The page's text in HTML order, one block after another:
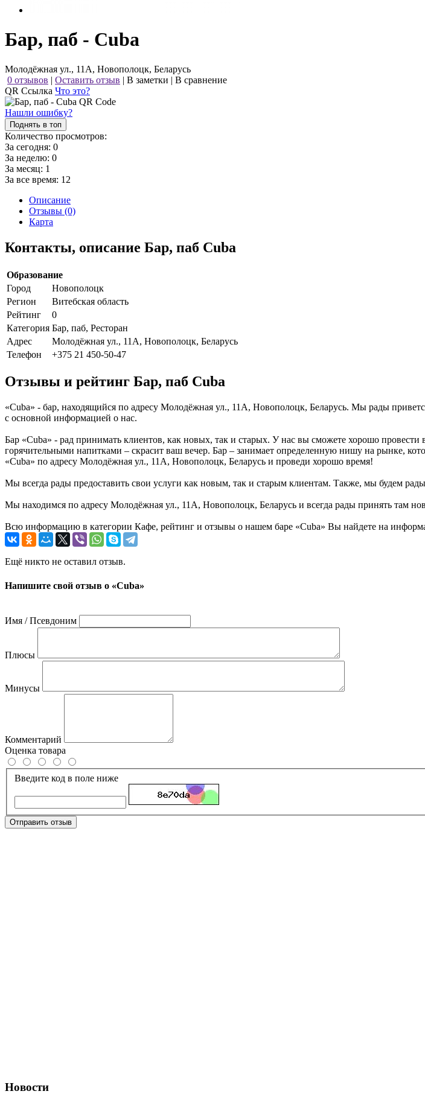
Бар, паб - Cuba
Молодёжная ул., 11А, Новополоцк, Беларусь
0 отзывов | Оставить отзыв | В заметки | В сравнение
QR Ссылка Что это?
Нашли ошибку?
Поднять в топ
Количество просмотров:
За сегодня: 0
За неделю: 0
За месяц: 1
За все время: 12
Описание
Отзывы (0)
Карта
Контакты, описание Бар, паб Cuba
Образование
Город
Новополоцк
Регион
Витебская область
Рейтинг
0
Категория Бар, паб, Ресторан
Адрес
Молодёжная ул., 11А, Новополоцк, Беларусь
Телефон
+375 21 450-50-47
Отзывы и рейтинг Бар, паб Cuba
«Cuba» - бар, находящийся по адресу Молодёжная ул., 11А, Новополоцк, Беларусь. Мы рады
с основной информацией о нас.
Бар «Cuba» - рад принимать клиентов, как новых, так и старых. У нас вы сможете хорошо
горячительными напитками – скрасит ваш вечер. Бар – занимает определенную нишу на рынке,
«Cuba» по адресу Молодёжная ул., 11А, Новополоцк, Беларусь и проведи хорошо время!
Мы всегда рады предоставить свои услуги как новым, так и старым клиентам. Также, мы будем
Мы находимся по адресу Молодёжная ул., 11А, Новополоцк, Беларусь и всегда рады принять там
Всю информацию в категории Кафе, рейтинг и отзывы о нашем баре «Cuba» Вы найдете на
Ещё никто не оставил отзыв.
Напишите свой отзыв о «Cuba»
Имя / Псевдоним
Плюсы
Минусы
Комментарий
Оценка товара
Введите код в поле ниже
Отправить отзыв
Новости